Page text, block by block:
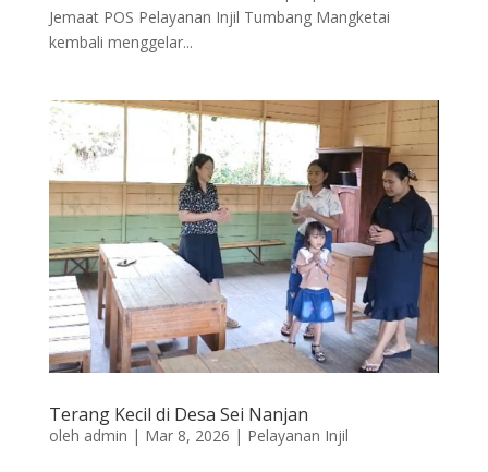
Jemaat POS Pelayanan Injil Tumbang Mangketai
kembali menggelar...
Terang Kecil di Desa Sei Nanjan
oleh admin | Mar 8, 2026 | Pelayanan Injil